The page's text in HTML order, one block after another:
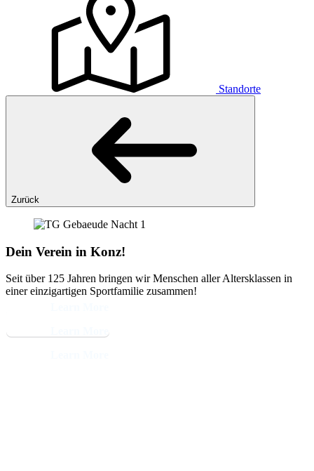
Standorte
Zurück
Dein Verein in Konz!
Seit über 125 Jahren bringen wir Menschen aller Altersklassen in
einer einzigartigen Sportfamilie zusammen!